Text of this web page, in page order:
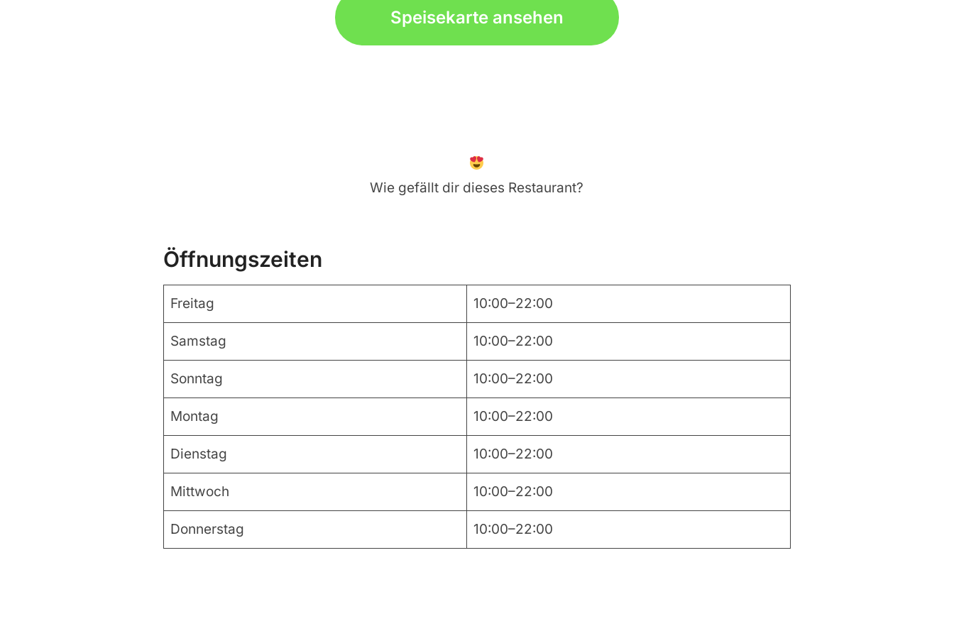
Speisekarte ansehen
Wie gefällt dir dieses Restaurant?
Öffnungszeiten
Freitag 10:00–22:00
Samstag 10:00–22:00
Sonntag 10:00–22:00
Montag 10:00–22:00
Dienstag 10:00–22:00
Mittwoch 10:00–22:00
Donnerstag 10:00–22:00